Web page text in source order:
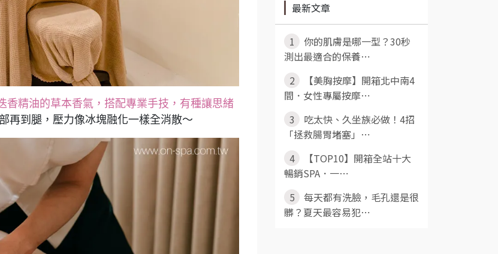
香精油的草本香氣，搭配專業手技，有種讓思緒
再到腿，壓力像冰塊融化一樣全消散～
最新文章
1
你的肌膚是哪一型？30秒
測出最適合的保養⋯
2
【美胸按摩】開箱北中南4
間．女性專屬按摩⋯
3
吃太快、久坐族必做！4招
「拯救腸胃堵塞」⋯
4
【TOP10】開箱全站十大
暢銷SPA．一⋯
5
每天都有洗臉，毛孔還是很
髒？夏天最容易犯⋯